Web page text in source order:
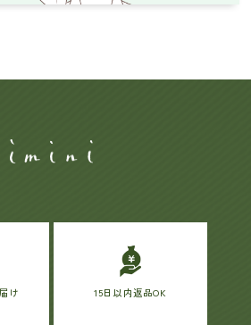
け 15日以内返品OK